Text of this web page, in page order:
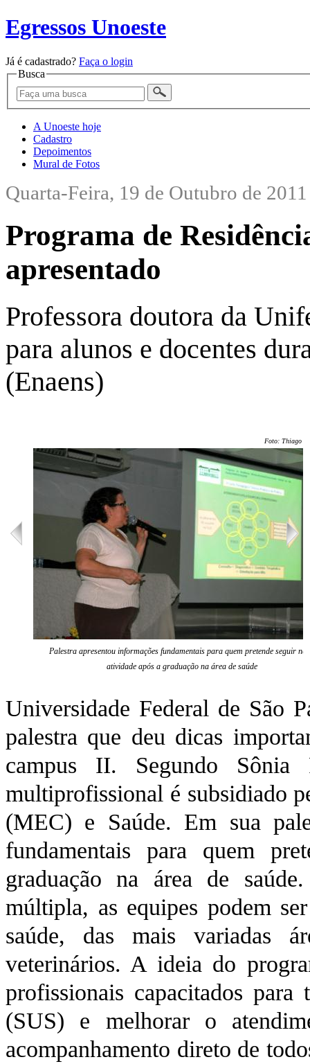
Egressos Unoeste
Já é cadastrado? Faça o login
Busca
A Unoeste hoje
Cadastro
Depoimentos
Mural de Fotos
Quarta-Feira, 19 de Outubro de 2011
Programa de
apresentado
Professora doutora da
para alunos e docentes
(Enaens)
Foto: Thiago
Palestra apresentou informações fundamentais para quem pretende seguir
atividade após a graduação na área de saúde
Universidade Federal de São
palestra que deu dicas
campus II. Segundo Sônia
multiprofissional é subsidiado
(MEC) e Saúde. Em sua
fundamentais para quem
graduação na área de
múltipla, as equipes podem
saúde, das mais variadas
veterinários. A ideia do
profissionais capacitados
(SUS) e melhorar o
acompanhamento direto de